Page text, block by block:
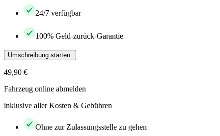
24/7 verfügbar
100% Geld-zurück-Garantie
Umschreibung starten
49,90 €
Fahrzeug online abmelden
inklusive aller Kosten & Gebühren
Ohne zur Zulassungsstelle zu gehen